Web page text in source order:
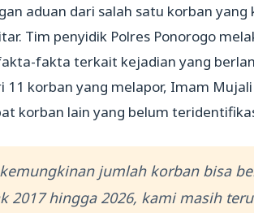
aduan dari salah satu korban
Tim penyidik Polres Ponorogo
fakta terkait kejadian yang
11 korban yang melapor, Imam
korban lain yang belum
jumlah korban bisa
2017 hingga 2026, kami masih